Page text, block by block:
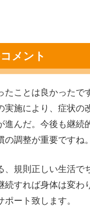
メント
たことは良かったで
実施により、症状の
進んだ。今後も継続
調整が重要ですね。
、規則正しい生活で
続すれば身体は変わ
ート致します。